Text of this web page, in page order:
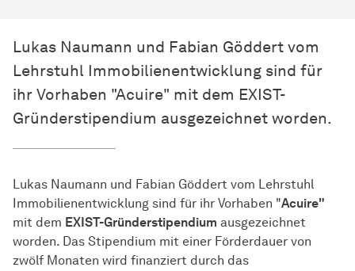
Lukas Naumann und Fabian Göddert vom
Lehrstuhl Immobilienentwicklung sind für
ihr Vorhaben "Acuire" mit dem EXIST-
Gründerstipendium ausgezeichnet worden.
Lukas Naumann und Fabian Göddert vom Lehrstuhl
Immobilienentwicklung sind für ihr Vorhaben "Acuire"
mit dem EXIST-Gründerstipendium ausgezeichnet
worden. Das Stipendium mit einer Förderdauer von
zwölf Monaten wird finanziert durch das